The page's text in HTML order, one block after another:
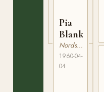
Pia
Blank
Nordsvensk Brukshäst
1960-04-
04